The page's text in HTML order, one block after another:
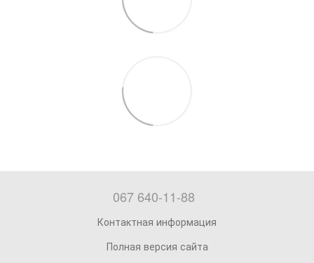
067 640-11-88
Контактная информация
Полная версия сайта